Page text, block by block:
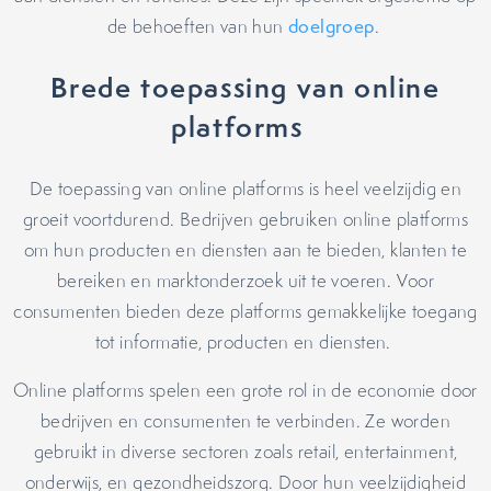
de behoeften van hun doelgroep.
Brede toepassing van online
platforms
De toepassing van online platforms is heel veelzijdig en
groeit voortdurend. Bedrijven gebruiken online platforms
om hun producten en diensten aan te bieden, klanten te
bereiken en marktonderzoek uit te voeren. Voor
consumenten bieden deze platforms gemakkelijke toegang
tot informatie, producten en diensten.
Online platforms spelen een grote rol in de economie door
bedrijven en consumenten te verbinden. Ze worden
gebruikt in diverse sectoren zoals retail, entertainment,
onderwijs, en gezondheidszorg. Door hun veelzijdigheid